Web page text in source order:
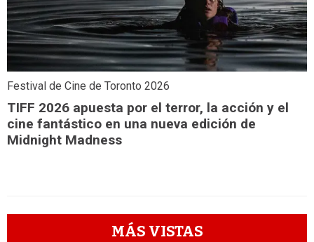
Festival de Cine de Toronto 2026
TIFF 2026 apuesta por el terror, la acción y el
cine fantástico en una nueva edición de
Midnight Madness
MÁS VISTAS